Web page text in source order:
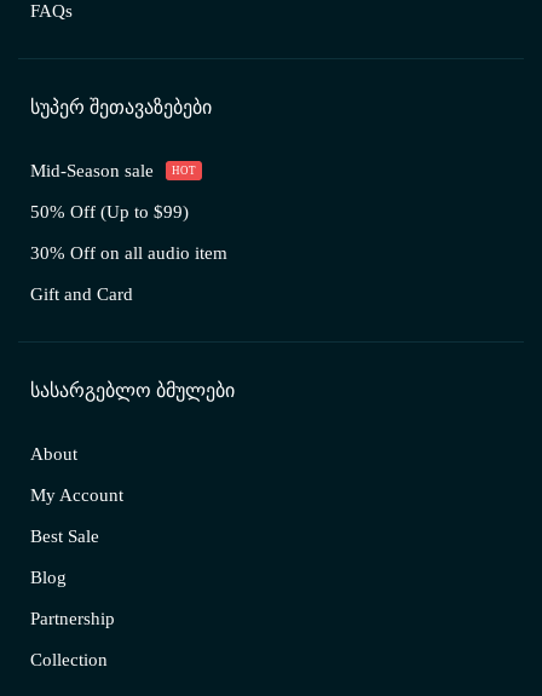
FAQs
ᲡᲣᲞᲔᲠ ᲨᲔᲗᲐᲕᲐᲖᲔᲑᲔᲑᲘ
Mid-Season sale HOT
50% Off (Up to $99)
30% Off on all audio item
Gift and Card
ᲡᲐᲡᲐᲠᲒᲔᲑᲚᲝ ᲑᲛᲣᲚᲔᲑᲘ
About
My Account
Best Sale
Blog
Partnership
Collection